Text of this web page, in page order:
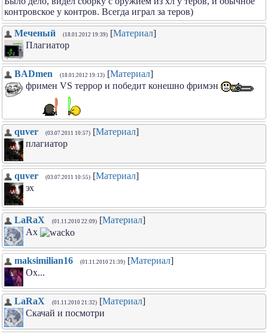
контровское у контров. Всегда играл за теров)
Меченый (18.01.2012 19:39) [Материал]
Плагиатор
BADmen (18.01.2012 19:13) [Материал]
фримен VS террор и победит конешно фримэн
quver (03.07.2011 10:57) [Материал]
плагиатор
quver (03.07.2011 10:55) [Материал]
эх
LaRaX (01.11.2010 22:09) [Материал]
Ах
maksimilian16 (01.11.2010 21:39) [Материал]
Ох...
LaRaX (01.11.2010 21:32) [Материал]
Скачай и посмотри